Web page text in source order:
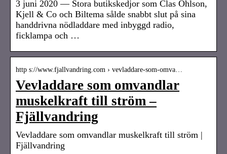
3 juni 2020 — Stora butikskedjor som Clas Ohlson,
Kjell & Co och Biltema sålde snabbt slut på sina
handdrivna nödladdare med inbyggd radio,
ficklampa och …
http s://www.fjallvandring.com › vevladdare-som-omva…
Vevladdare som omvandlar
muskelkraft till ström –
Fjällvandring
Vevladdare som omvandlar muskelkraft till ström |
Fjällvandring